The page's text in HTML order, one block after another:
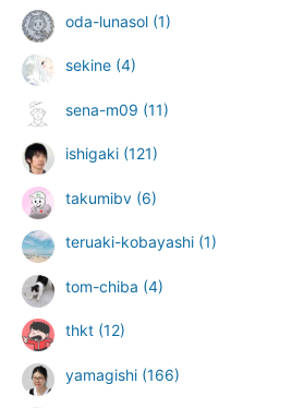
oda-lunasol (1)
sekine (4)
sena-m09 (11)
ishigaki (121)
takumibv (6)
teruaki-kobayashi (1)
tom-chiba (4)
thkt (12)
yamagishi (166)